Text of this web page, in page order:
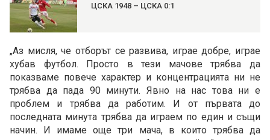
ЦСКА 1948 – ЦСКА 0:1
„Аз мисля, че отборът се развива, играе добре, играе
хубав футбол. Просто в тези мачове трябва да
показваме повече характер и концентрацията ни не
трябва да пада 90 минути. Явно на нас това ни е
проблем и трябва да работим. И от първата до
последната минута трябва да играем по един и същи
начин. И имаме още три мача, в които трябва да